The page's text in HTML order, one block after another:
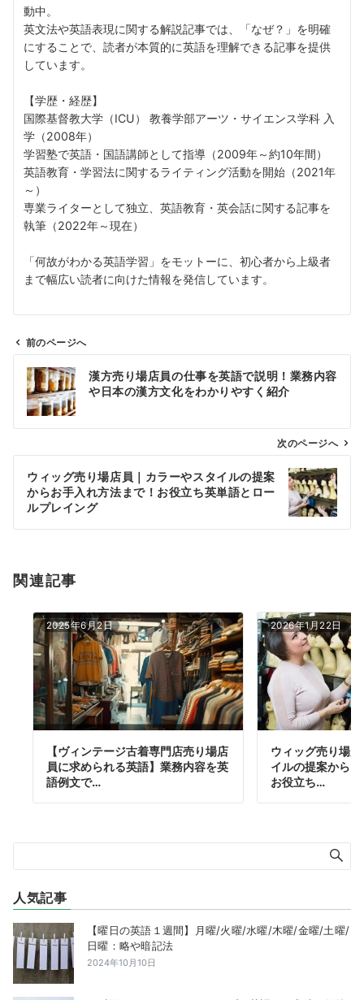
動中。
英文法や英語表現に関する解説記事では、「なぜ？」を明確
にすることで、読者が本質的に英語を理解できる記事を提供
しています。
【学歴・経歴】
国際基督教大学（ICU） 教養学部アーツ・サイエンス学科 入
学（2008年）
学習塾で英語・国語講師として指導（2009年～約10年間）
英語教育・学習法に関するライティング活動を開始（2021年
～）
専業ライターとして独立、英語教育・英会話に関する記事を
執筆（2022年～現在）
「何故がわかる英語学習」をモットーに、初心者から上級者
まで幅広い読者に向けた情報を発信しています。
ン
前のページへ
漢方売り場店員の仕事を英語で説明！業務内容
や日本の漢方文化をわかりやすく紹介
次のページへ
ウィッグ売り場店員｜カラーやスタイルの提案
からお手入れ方法まで！お役立ち英単語とロー
ルプレイング
関連記事
2025年6月2日
【ヴィンテージ古着専門店売り場店
員に求められる英語】業務内容を英
語例文で…
2026年1月22日
ウィッグ売り場
イルの提案から
お役立ち…
人気記事
【曜日の英語１週間】月曜/火曜/水曜/木曜/金曜/土曜/
日曜：略や暗記法
2024年10月10日